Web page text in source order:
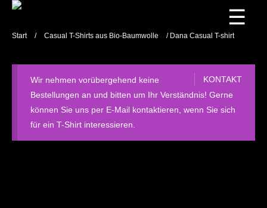
☰
Start / Casual T-Shirts aus Bio-Baumwolle / Dana Casual T-shirt
KONTAKT
Wir nehmen vorübergehend keine
Bestellungen an und bitten um Ihr Verständnis! Gerne
können Sie uns per E-Mail kontaktieren, wenn Sie sich
für ein T-Shirt interessieren.